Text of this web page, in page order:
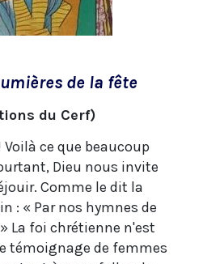
de la fête
du Cerf)
ce que beaucoup
Dieu nous invite
Comme le dit la
: « Par nos hymnes de
La foi chrétienne n'est
témoignage de femmes